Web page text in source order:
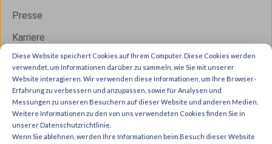
Diese Website speichert Cookies auf Ihrem Computer. Diese Cookies werden
verwendet, um Informationen darüber zu sammeln, wie Sie mit unserer
Website interagieren. Wir verwenden diese Informationen, um Ihre Browser-
Erfahrung zu verbessern und anzupassen, sowie für Analysen und
Messungen zu unseren Besuchern auf dieser Website und anderen Medien.
Weitere Informationen zu den von uns verwendeten Cookies finden Sie in
unserer Datenschutzrichtlinie.
Wenn Sie ablehnen, werden Ihre Informationen beim Besuch dieser Website
Presse
Karriere
Copyright © 2026 IXON B.V. All rights reserved.
Trust Center
Privacy & cookies
General terms & conditions